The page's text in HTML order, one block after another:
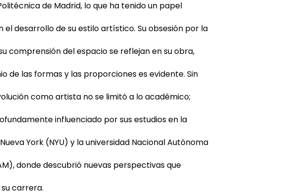
de Madrid, lo que ha tenido un papel
el desarrollo de su estilo artístico. Su obsesión por la
comprensión del espacio se reflejan en su obra,
de las formas y las proporciones es evidente. Sin
como artista no se limitó a lo académico;
influenciado por sus estudios en la
York (NYU) y la universidad Nacional Autónoma
donde descubrió nuevas perspectivas que
carrera.